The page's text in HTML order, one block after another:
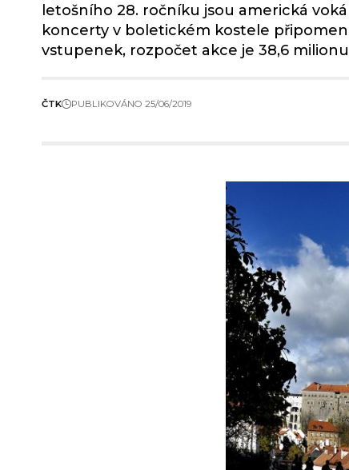
letošního 28. ročníku jsou americká
koncerty v boletickém kostele
vstupenek, rozpočet akce je 38,6
ČTK PUBLIKOVÁNO 25/06/2019